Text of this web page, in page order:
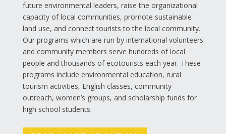
future environmental leaders, raise the organizational
capacity of local communities, promote sustainable
land use, and connect tourists to the local community.
Our programs which are run by international volunteers
and community members serve hundreds of local
people and thousands of ecotourists each year. These
programs include environmental education, rural
tourism activities, English classes, community
outreach, women’s groups, and scholarship funds for
high school students.